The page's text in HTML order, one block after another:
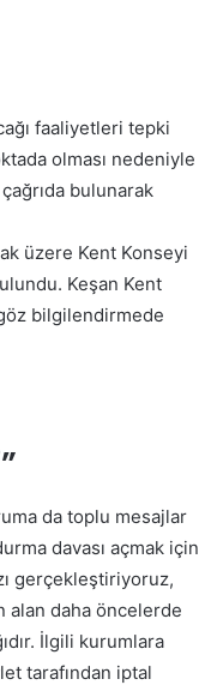
faaliyetleri tepki
olması nedeniyle
bulunarak
üzere Kent Konseyi
Keşan Kent
bilgilendirmede
da toplu mesajlar
davası açmak için
gerçekleştiriyoruz,
alan daha öncelerde
İlgili kurumlara
tarafından iptal